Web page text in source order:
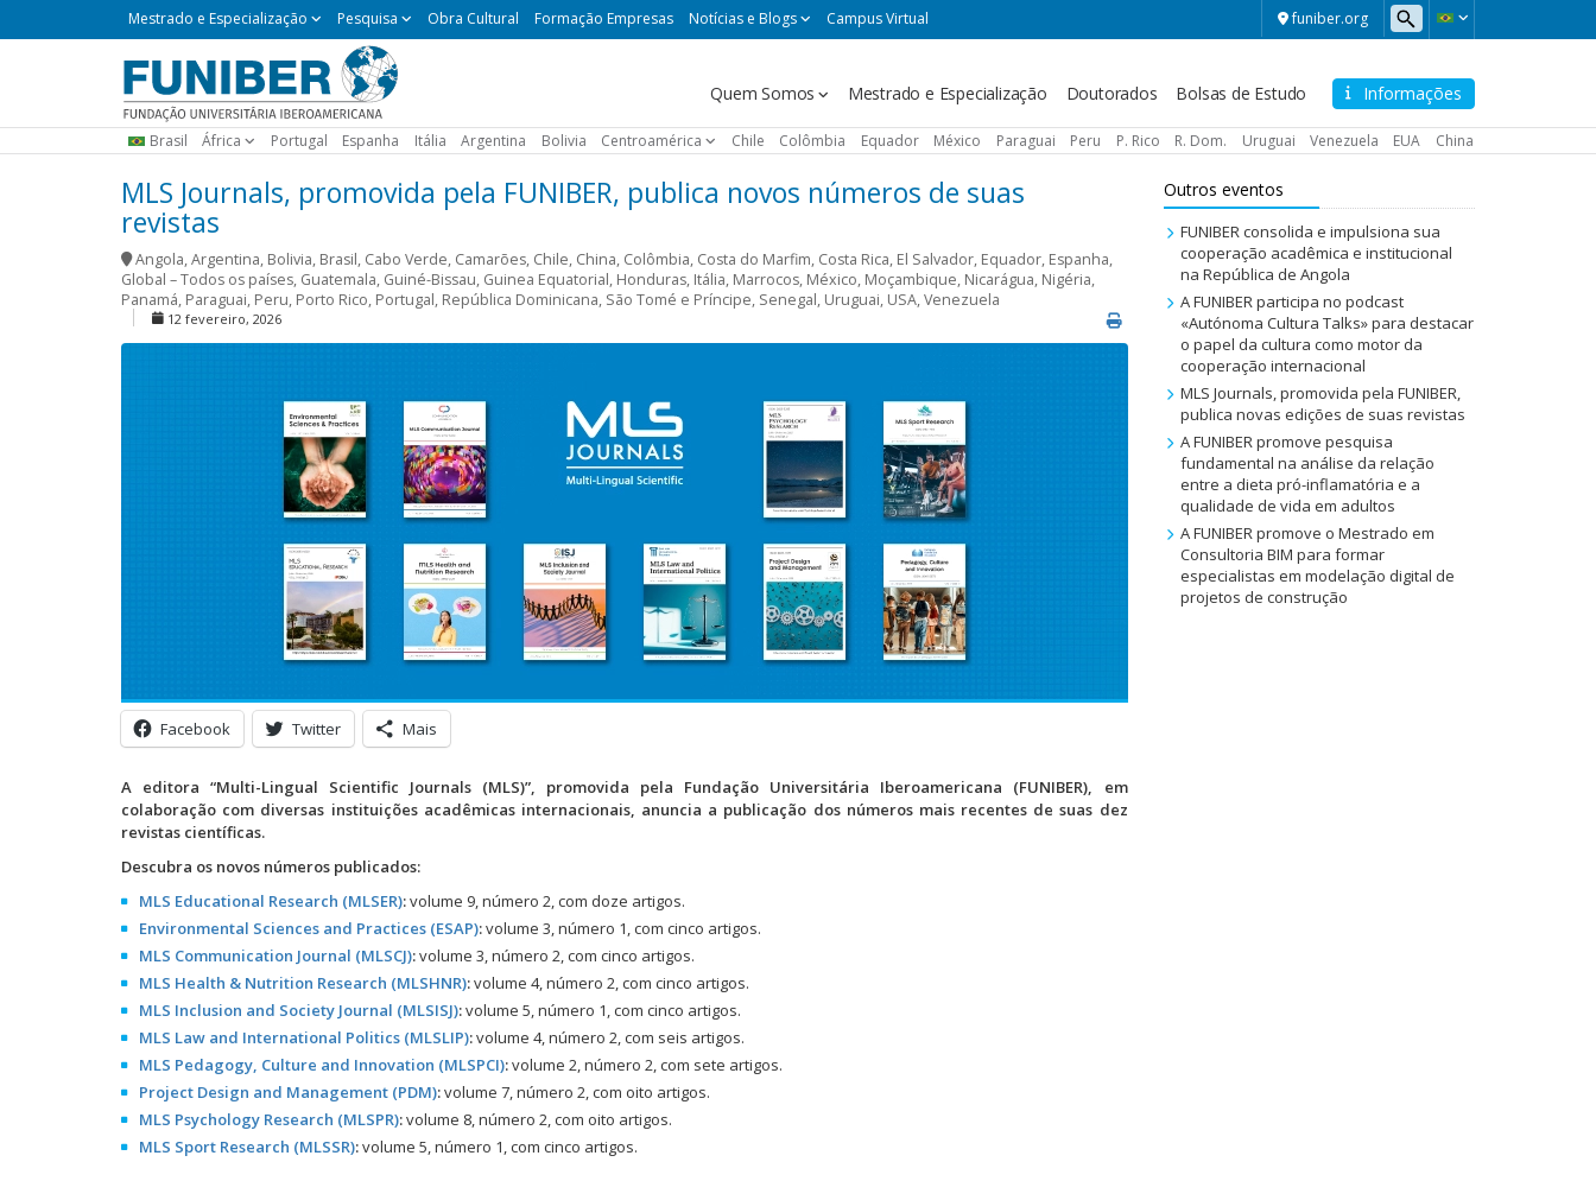
funiber.org
Mestrado
Mestrado e Especialização Pesquisa Obra Cultural Formação Empresas Notícias e Blogs Campus Virtual
Informações
Navegación
Quem Somos Mestrado e Especialização Doutorados Bolsas de Estudo
Brasil África Portugal Espanha Itália Argentina Bolivia Centroamérica Chile Colômbia Equador México Paraguai Peru P. Rico R. Dom. Uruguai Venezuela EUA China
MLS Journals, promovida pela FUNIBER, publica novos números de suas
revistas
Angola,Argentina, Bolivia, Brasil, Cabo Verde, Camarões, Chile, China, Colômbia, Costa do Marfim, Costa Rica, El Salvador, Equador, Espanha,
Global – Todos os países, Guatemala, Guiné-Bissau, Guinea Equatorial, Honduras, Itália, Marrocos, México, Moçambique, Nicarágua, Nigéria,
Panamá, Paraguai, Peru, Porto Rico, Portugal, República Dominicana, São Tomé e Príncipe, Senegal, Uruguai, USA,Venezuela
12 fevereiro, 2026
Facebook Twitter Mais
A editora “Multi-Lingual Scientific Journals (MLS)”, promovida pela Fundação Universitária Iberoamericana (FUNIBER), em
colaboração com diversas instituições acadêmicas internacionais, anuncia a publicação dos números mais recentes de suas dez
revistas científicas.
Descubra os novos números publicados:
MLS Educational Research (MLSER):volume 9, número 2, com doze artigos.
Environmental Sciences and Practices (ESAP):volume 3, número 1, com cinco artigos.
MLS Communication Journal (MLSCJ):volume 3, número 2, com cinco artigos.
MLS Health & Nutrition Research (MLSHNR):volume 4, número 2, com cinco artigos.
MLS Inclusion and Society Journal (MLSISJ):volume 5, número 1, com cinco artigos.
MLS Law and International Politics (MLSLIP):volume 4, número 2, com seis artigos.
MLS Pedagogy, Culture and Innovation (MLSPCI):volume 2, número 2, com sete artigos.
Project Design and Management (PDM):volume 7, número 2, com oito artigos.
MLS Psychology Research (MLSPR):volume 8, número 2, com oito artigos.
MLS Sport Research (MLSSR):volume 5, número 1, com cinco artigos.
Outros eventos
FUNIBER consolida e impulsiona sua
cooperação acadêmica e institucional
na República de Angola
A FUNIBER participa no podcast
«Autónoma Cultura Talks» para destacar
o papel da cultura como motor da
cooperação internacional
MLS Journals, promovida pela FUNIBER,
publica novas edições de suas revistas
A FUNIBER promove pesquisa
fundamental na análise da relação
entre a dieta pró-inflamatória e a
qualidade de vida em adultos
A FUNIBER promove o Mestrado em
Consultoria BIM para formar
especialistas em modelação digital de
projetos de construção